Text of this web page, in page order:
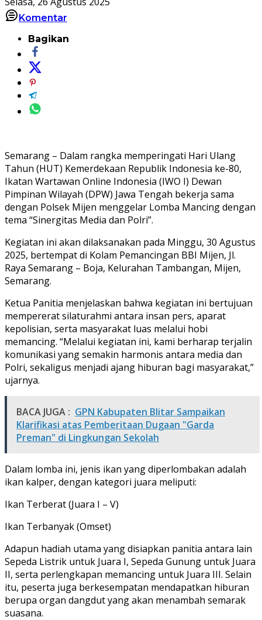
Komentar
Bagikan
Semarang – Dalam rangka memperingati Hari Ulang
Tahun (HUT) Kemerdekaan Republik Indonesia ke-80,
Ikatan Wartawan Online Indonesia (IWO I) Dewan
Pimpinan Wilayah (DPW) Jawa Tengah bekerja sama
dengan Polsek Mijen menggelar Lomba Mancing dengan
tema “Sinergitas Media dan Polri”.
Kegiatan ini akan dilaksanakan pada Minggu, 30 Agustus
2025, bertempat di Kolam Pemancingan BBI Mijen, Jl.
Raya Semarang – Boja, Kelurahan Tambangan, Mijen,
Semarang.
Ketua Panitia menjelaskan bahwa kegiatan ini bertujuan
mempererat silaturahmi antara insan pers, aparat
kepolisian, serta masyarakat luas melalui hobi
memancing. “Melalui kegiatan ini, kami berharap terjalin
komunikasi yang semakin harmonis antara media dan
Polri, sekaligus menjadi ajang hiburan bagi masyarakat,”
ujarnya.
BACA JUGA : GPN Kabupaten Blitar Sampaikan
Klarifikasi atas Pemberitaan Dugaan "Garda
Preman" di Lingkungan Sekolah
Dalam lomba ini, jenis ikan yang diperlombakan adalah
ikan kalper, dengan kategori juara meliputi:
Ikan Terberat (Juara I – V)
Ikan Terbanyak (Omset)
Adapun hadiah utama yang disiapkan panitia antara lain
Sepeda Listrik untuk Juara I, Sepeda Gunung untuk Juara
II, serta perlengkapan memancing untuk Juara III. Selain
itu, peserta juga berkesempatan mendapatkan hiburan
berupa organ dangdut yang akan menambah semarak
suasana.